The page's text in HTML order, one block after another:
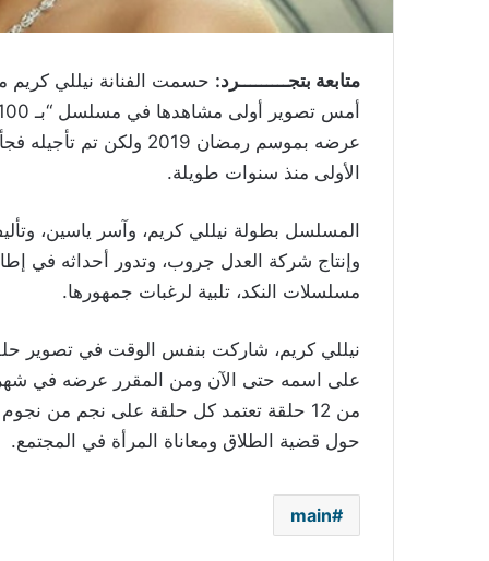
متابعة بتجـــــــــرد:
عرضه بموسم رمضان
الأولى منذ سنوات طويلة.
المسلسل بطولة نيللي كريم، وآسر ياسين،
وإنتاج شركة العدل جروب، وتدور أحداثه في
مسلسلات النكد، تلبية لرغبات جمهورها.
نيللي كريم، شاركت بنفس الوقت في تصوير
على اسمه حتى الآن ومن المقرر عرضه في
من 12 حلقة تعتمد كل حلقة على نجم من
حول قضية الطلاق ومعاناة المرأة في المجتمع.
main